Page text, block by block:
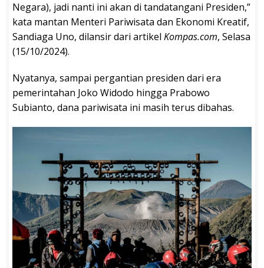
Negara), jadi nanti ini akan di tandatangani Presiden,”
kata mantan Menteri Pariwisata dan Ekonomi Kreatif,
Sandiaga Uno, dilansir dari artikel Kompas.com, Selasa
(15/10/2024).
Nyatanya, sampai pergantian presiden dari era
pemerintahan Joko Widodo hingga Prabowo
Subianto, dana pariwisata ini masih terus dibahas.